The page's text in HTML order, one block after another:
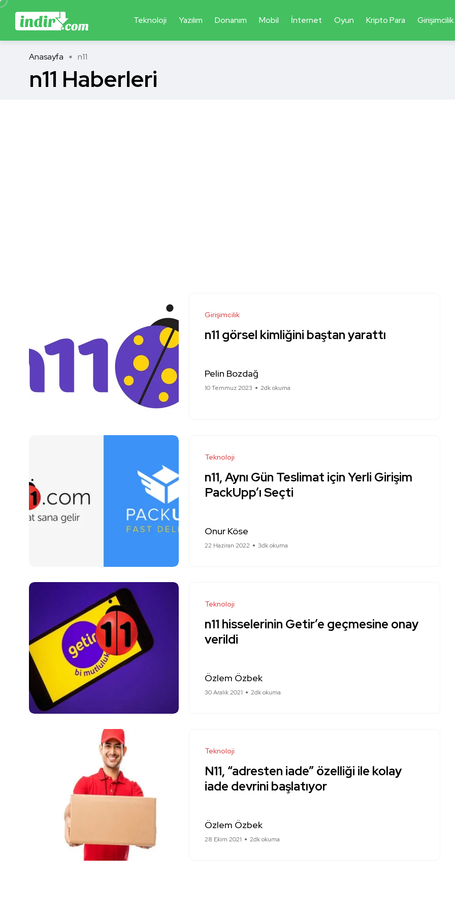
Teknoloji Yazılım Donanım Mobil İnternet Oyun Kripto Para Girişimcilik
Anasayfa n11
n11 Haberleri
Girişimcilik
n11 görsel kimliğini baştan yarattı
Pelin Bozdağ
10 Temmuz 2023 2dk okuma
Teknoloji
n11, Aynı Gün Teslimat için Yerli Girişim
PackUpp’ı Seçti
Onur Köse
22 Haziran 2022 3dk okuma
Teknoloji
n11 hisselerinin Getir’e geçmesine onay
verildi
Özlem Özbek
30 Aralık 2021 2dk okuma
Teknoloji
N11, “adresten iade” özelliği ile kolay
iade devrini başlatıyor
Özlem Özbek
28 Ekim 2021 2dk okuma